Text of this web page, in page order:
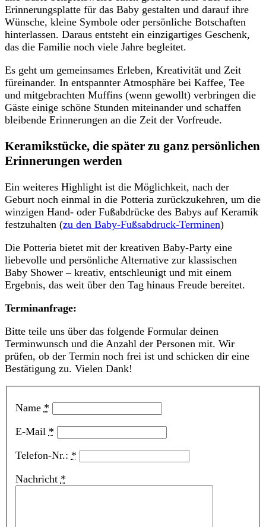
Erinnerungsplatte für das Baby gestalten und darauf ihre
Wünsche, kleine Symbole oder persönliche Botschaften
hinterlassen. Daraus entsteht ein einzigartiges Geschenk,
das die Familie noch viele Jahre begleitet.
Es geht um gemeinsames Erleben, Kreativität und Zeit
füreinander. In entspannter Atmosphäre bei Kaffee, Tee
und mitgebrachten Muffins (wenn gewollt) verbringen die
Gäste einige schöne Stunden miteinander und schaffen
bleibende Erinnerungen an die Zeit der Vorfreude.
Keramikstücke, die später zu ganz persönlichen
Erinnerungen werden
Ein weiteres Highlight ist die Möglichkeit, nach der
Geburt noch einmal in die Potteria zurückzukehren, um die
winzigen Hand- oder Fußabdrücke des Babys auf Keramik
festzuhalten (zu den Baby-Fußsabdruck-Terminen)
Die Potteria bietet mit der kreativen Baby-Party eine
liebevolle und persönliche Alternative zur klassischen
Baby Shower – kreativ, entschleunigt und mit einem
Ergebnis, das weit über den Tag hinaus Freude bereitet.
Terminanfrage:
Bitte teile uns über das folgende Formular deinen
Terminwunsch und die Anzahl der Personen mit. Wir
prüfen, ob der Termin noch frei ist und schicken dir eine
Bestätigung zu. Vielen Dank!
Name *
E-Mail *
Telefon-Nr.: *
Nachricht *